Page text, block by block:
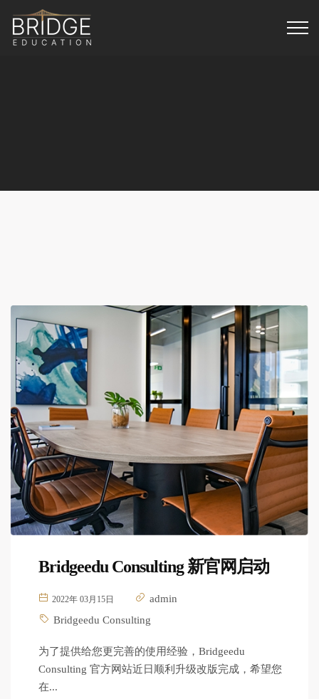
Bridgeedu Consulting 新官网启动
2022年 03月15日
admin
Bridgeedu Consulting
为了提供给您更完善的使用经验，Bridgeedu
Consulting 官方网站近日顺利升级改版完成，希望您
在...